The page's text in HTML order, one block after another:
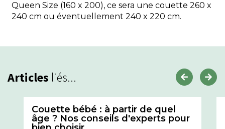
Queen Size (160 x 200), ce sera une couette 260 x
240 cm ou éventuellement 240 x 220 cm.
Articles liés...
Couette bébé : à partir de quel
âge ? Nos conseils d'experts pour